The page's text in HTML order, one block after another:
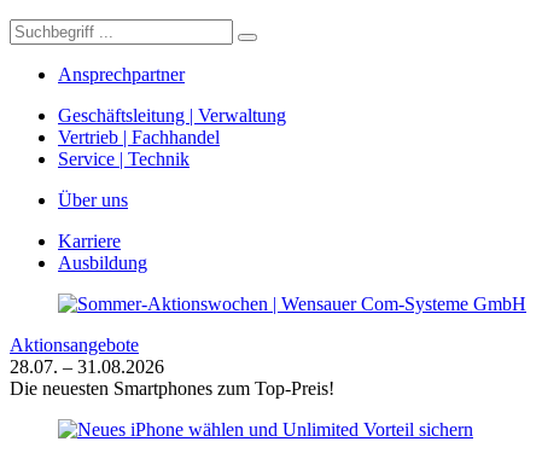
Ansprechpartner
Geschäftsleitung | Verwaltung
Vertrieb | Fachhandel
Service | Technik
Über uns
Karriere
Ausbildung
Aktionsangebote
28.07. – 31.08.2026
Die neuesten Smartphones zum Top-Preis!